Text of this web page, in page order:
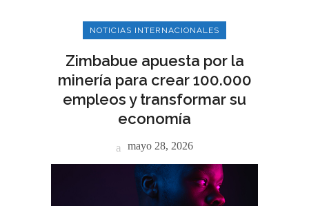
NOTICIAS INTERNACIONALES
Zimbabue apuesta por la
minería para crear 100.000
empleos y transformar su
economía
mayo 28, 2026